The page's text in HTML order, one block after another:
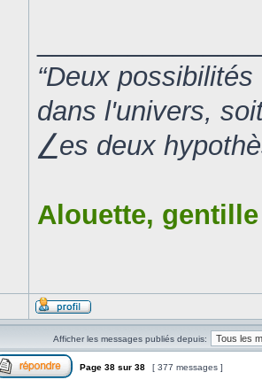
“Deux
dans l'univers,
⎳es deux
Alouette,
Afficher les messages publiés depuis:
Page 38 sur 38 [ 377 messages ]